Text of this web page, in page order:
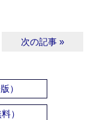
次の記事 »
）
）